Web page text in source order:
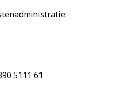
5111 61